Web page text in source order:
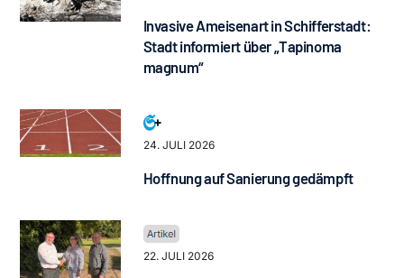
Invasive Ameisenart in Schifferstadt:
Stadt informiert über „Tapinoma
magnum“
24. JULI 2026
Hoffnung auf Sanierung gedämpft
22. JULI 2026